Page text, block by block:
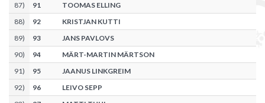
87) 91
TOOMAS ELLING
88) 92
KRISTJAN KUTTI
89) 93
JANS PAVLOVS
90) 94
MÄRT-MARTIN MÄRTSON
91) 95
JAANUS LINKGREIM
92) 96
LEIVO SEPP